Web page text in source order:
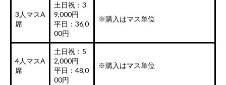
3人マスA
席
土日祝：3
9,000円
平日：36,0
00円
※購入はマス単位
4人マスA
席
土日祝：5
2,000円
平日：48,0
00円
※購入はマス単位